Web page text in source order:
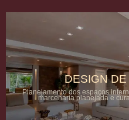
DESIGN
Planejamento dos espaços
marcenaria planejada e